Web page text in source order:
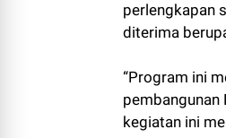
perlengkapan
diterima
“Program ini
pembangunan
kegiatan ini